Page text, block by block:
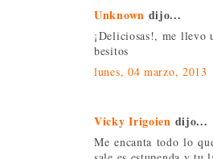
Unknown dijo...
¡Deliciosas!, me llevo
besitos
lunes, 04 marzo, 2013
Vicky Irigoien dijo...
Me encanta todo lo